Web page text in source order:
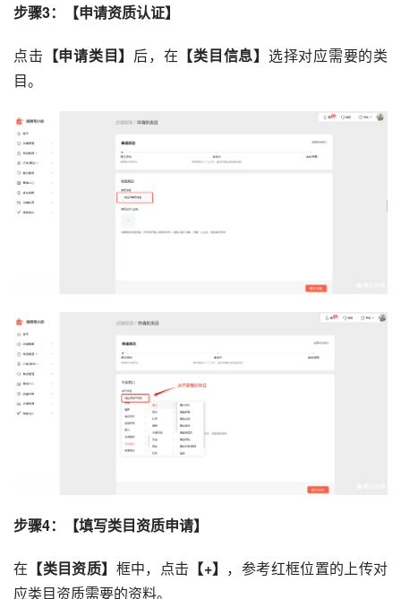
步骤3：【申请资质认证】
点击 【申请类目】 后，在 【类目信息】 选择对应需要的类
目。
步骤4：【填写类目资质申请】
在 【类目资质】 框中，点击 【+】 ，参考红框位置的上传对
应类目资质需要的资料。